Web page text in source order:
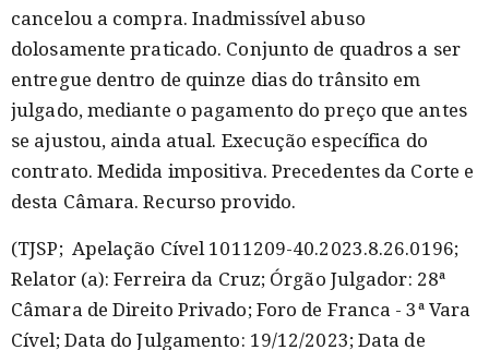
cancelou a compra. Inadmissível abuso
dolosamente praticado. Conjunto de quadros a ser
entregue dentro de quinze dias do trânsito em
julgado, mediante o pagamento do preço que antes
se ajustou, ainda atual. Execução específica do
contrato. Medida impositiva. Precedentes da Corte e
desta Câmara. Recurso provido.
(TJSP; Apelação Cível 1011209-40.2023.8.26.0196;
Relator (a): Ferreira da Cruz; Órgão Julgador: 28ª
Câmara de Direito Privado; Foro de Franca - 3ª Vara
Cível; Data do Julgamento: 19/12/2023; Data de